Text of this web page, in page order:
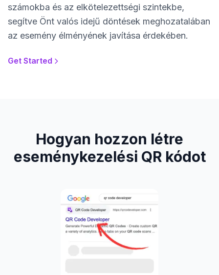
számokba és az elkötelezettségi szintekbe,
segítve Önt valós idejű döntések meghozatalában
az esemény élményének javítása érdekében.
Get Started
Hogyan hozzon létre
eseménykezelési QR kódot